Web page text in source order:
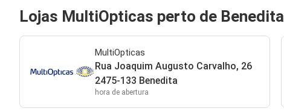
Lojas MultiOpticas perto de Benedita
MultiOpticas
Rua Joaquim Augusto Carvalho, 26
2475-133 Benedita
hora de abertura